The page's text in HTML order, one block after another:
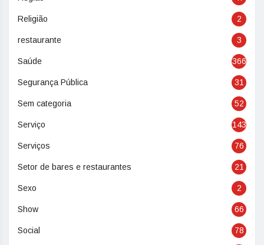
Religião 2
restaurante 3
Saúde 366
Segurança Pública 31
Sem categoria 52
Serviço 143
Serviços 76
Setor de bares e restaurantes 21
Sexo 2
Show 66
Social 78